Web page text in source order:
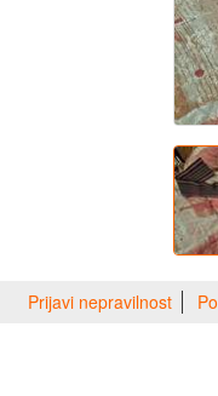
Prijavi nepravilnost